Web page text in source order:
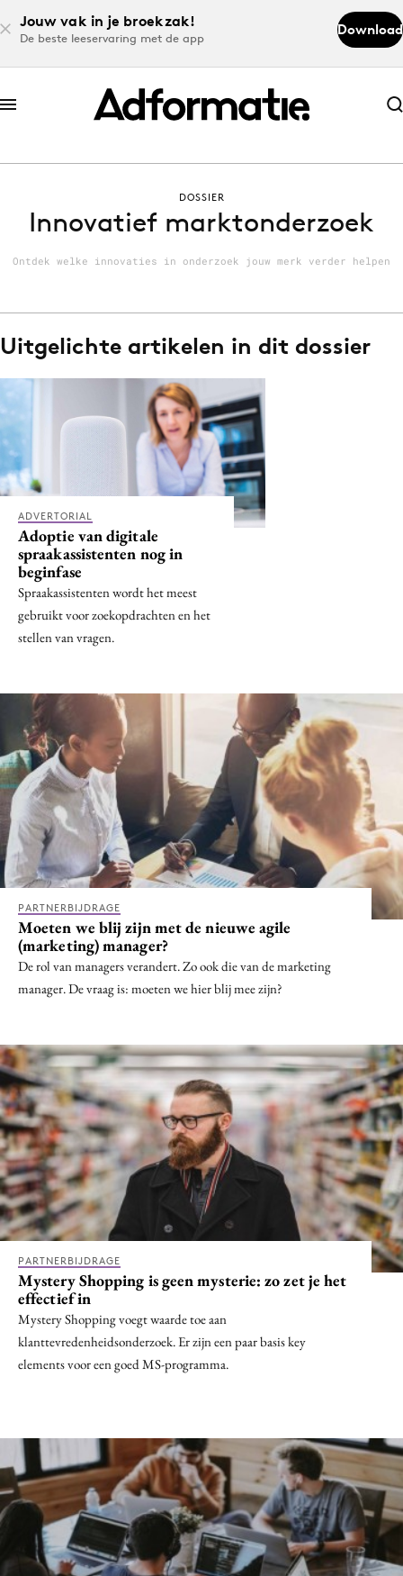
Jouw vak in je broekzak!
De beste leeservaring met de app
Download
Abonneer nu
Abonneer nu
Menu
Home
9 sept: GenAI-training
12 nov: MarketingLive!
Adverteren
Events
Opleidingen
Academy
Partners
Topics
Artificial Intelligence
Bureaus
Campagnes
Carriere
Contentmarketing
Craft
Customer Experience
Data & Insights
Digital transformation
Diversiteit
Effectiviteit
Gedragsverandering
Influencer marketing
Interne communicatie
Martech
Media
Merkstrategie
Programmatic
Purpose Marketing
Reputatie & crisis
DOSSIER
Innovatief marktonderzoek
Ontdek welke innovaties in onderzoek jouw merk verder helpen
Uitgelichte artikelen in dit dossier
ADVERTORIAL
Adoptie van digitale
spraakassistenten nog in
beginfase
Spraakassistenten wordt het meest
gebruikt voor zoekopdrachten en het
stellen van vragen.
PARTNERBIJDRAGE
Moeten we blij zijn met de nieuwe agile
(marketing) manager?
De rol van managers verandert. Zo ook die van de marketing
manager. De vraag is: moeten we hier blij mee zijn?
PARTNERBIJDRAGE
Mystery Shopping is geen mysterie: zo zet je het
effectief in
Mystery Shopping voegt waarde toe aan
klanttevredenheidsonderzoek. Er zijn een paar basis key
elements voor een goed MS-programma.